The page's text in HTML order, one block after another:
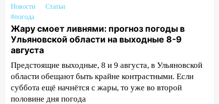
14:22
В Новом городе 8 августа пройдет
большой фестиваль «Наше время» с
мотофристайлом и концертом
«Мураками»
14:04 Жару смоет ливнями: прогноз
погоды в Ульяновской области на
выходные 8-9 августа
13:30 В Ульяновске транспортные
Новости
Статьи
#погода
Жару смоет ливнями: прогноз погоды в
Ульяновской области на выходные 8-9
августа
Предстоящие выходные, 8 и 9 августа, в Ульяновской
области обещают быть крайне контрастными. Если
суббота ещё начнётся с жары, то уже во второй
половине дня погода